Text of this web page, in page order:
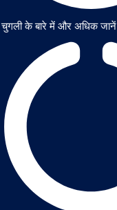
चुगली के बारे में और अधिक जानें